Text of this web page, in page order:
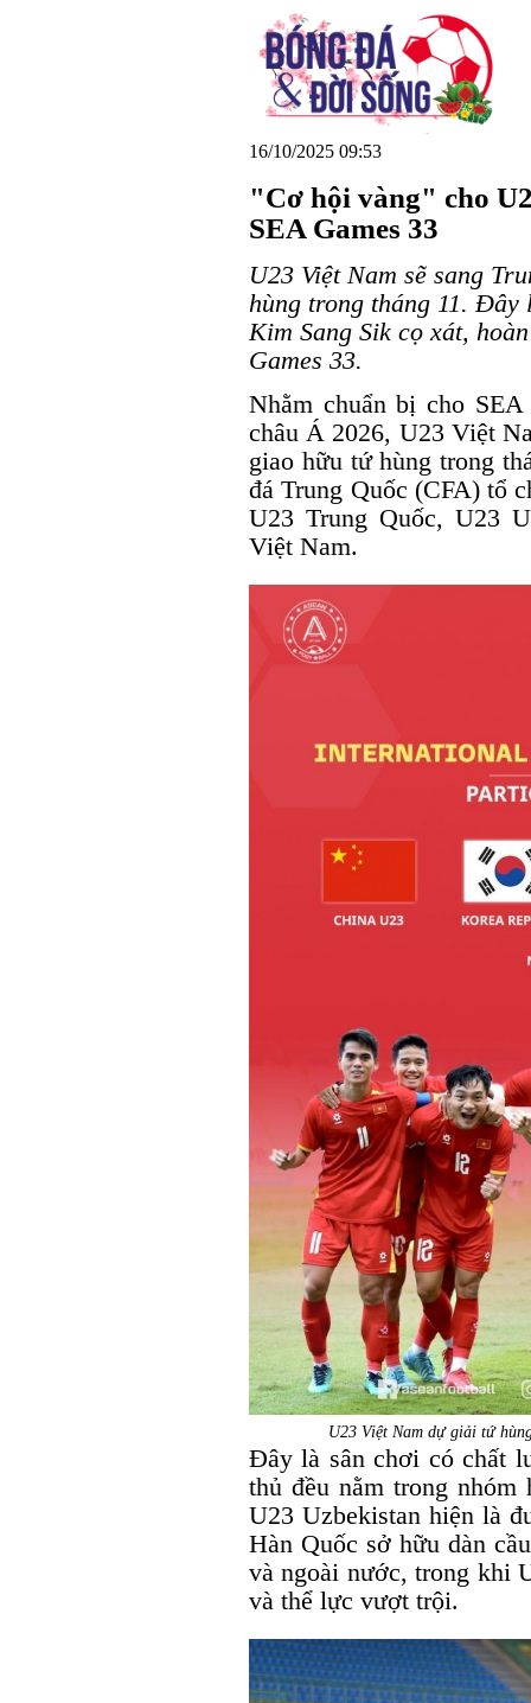
16/10/2025 09:53
"Cơ hội vàng" cho
SEA Games 33
U23 Việt Nam sẽ sang
hùng trong tháng 11.
Kim Sang Sik cọ xát,
Games 33.
Nhằm chuẩn bị cho
châu Á 2026, U23 Việt
giao hữu tứ hùng trong
đá Trung Quốc (CFA) tổ
U23 Trung Quốc, U23
Việt Nam.
U23 Việt Nam dự giải tứ
Đây là sân chơi có chất
thủ đều nằm trong nhóm
U23 Uzbekistan hiện là
Hàn Quốc sở hữu dàn
và ngoài nước, trong khi
và thể lực vượt trội.